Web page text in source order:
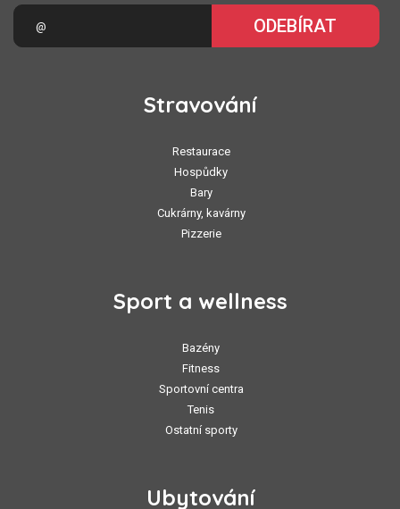
ODEBÍRAT
Stravování
Restaurace
Hospůdky
Bary
Cukrárny, kavárny
Pizzerie
Sport a wellness
Bazény
Fitness
Sportovní centra
Tenis
Ostatní sporty
Ubytování